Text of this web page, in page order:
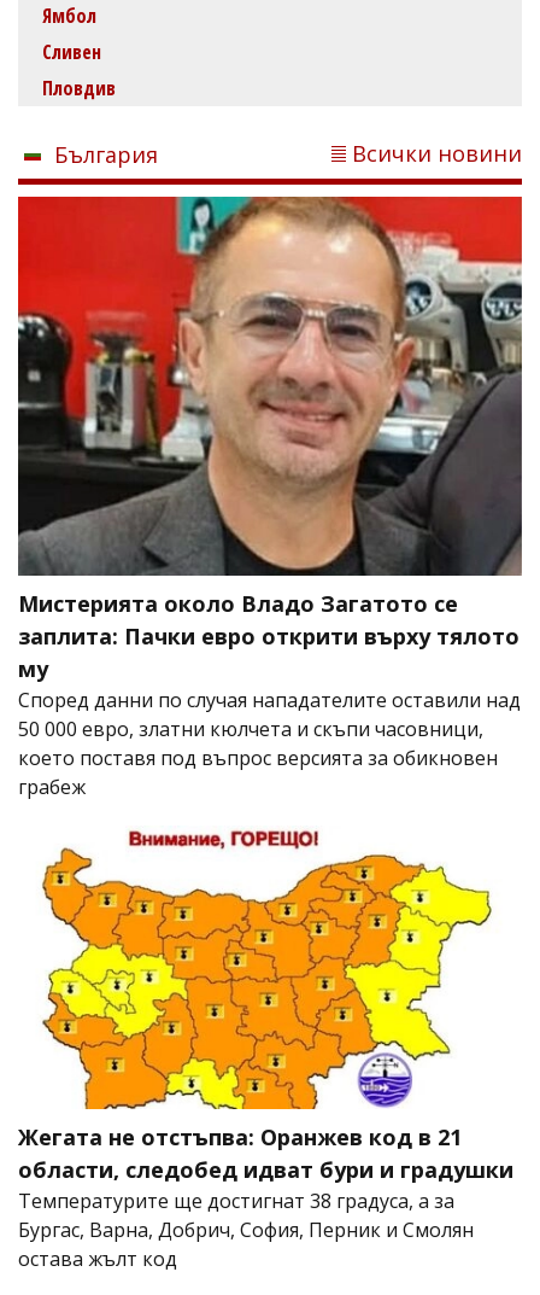
Ямбол
Сливен
Пловдив
България Всички новини
Мистерията около Владо Загатото се
заплита: Пачки евро открити върху тялото
му
Според данни по случая нападателите оставили над
50 000 евро, златни кюлчета и скъпи часовници,
което поставя под въпрос версията за обикновен
грабеж
Жегата не отстъпва: Оранжев код в 21
области, следобед идват бури и градушки
Температурите ще достигнат 38 градуса, а за
Бургас, Варна, Добрич, София, Перник и Смолян
остава жълт код